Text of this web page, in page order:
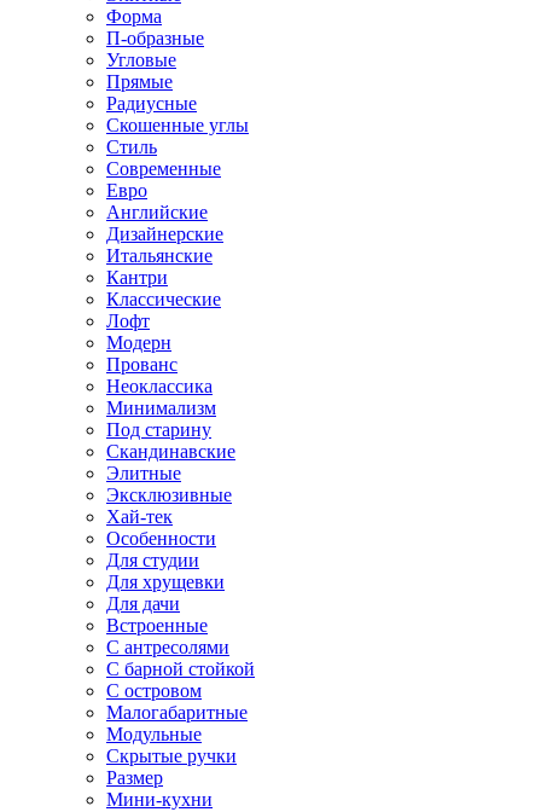
Форма
П-образные
Угловые
Прямые
Радиусные
Скошенные углы
Стиль
Современные
Евро
Английские
Дизайнерские
Итальянские
Кантри
Классические
Лофт
Модерн
Прованс
Неоклассика
Минимализм
Под старину
Скандинавские
Элитные
Эксклюзивные
Хай-тек
Особенности
Для студии
Для хрущевки
Для дачи
Встроенные
С антресолями
С барной стойкой
С островом
Малогабаритные
Модульные
Скрытые ручки
Размер
Мини-кухни